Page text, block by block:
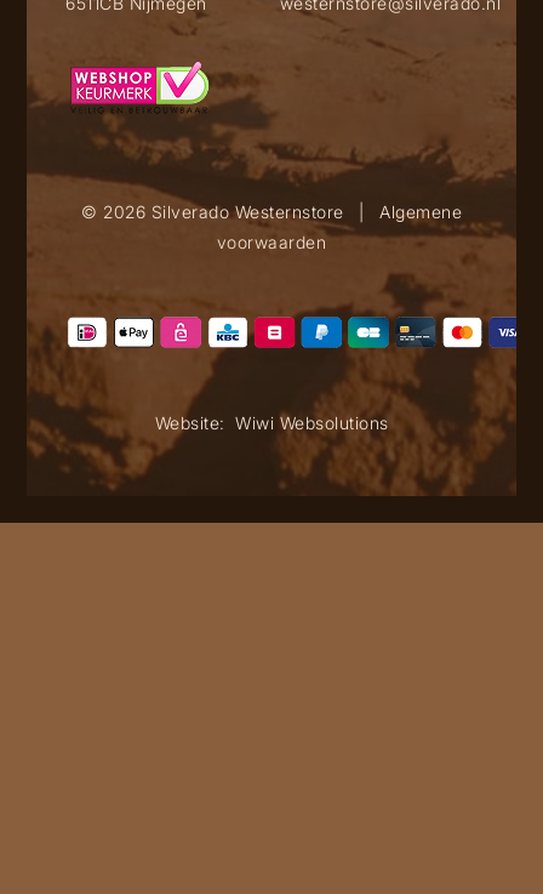
© 2026 Silverado Westernstore
Algemene
voorwaarden
Website: Wiwi Websolutions